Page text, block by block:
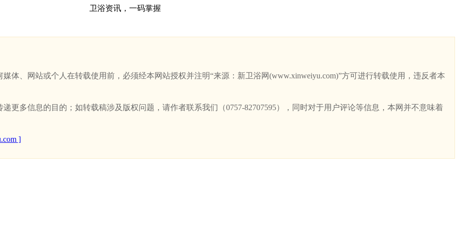
卫浴资讯，一码掌握
体、网站或个人在转载使用前，必须经本网站授权并注明“来源：新卫浴网(www.xinweiyu.com)”方可进行转载使用，违反者本
更多信息的目的；如转载稿涉及版权问题，请作者联系我们（0757-82707595），同时对于用户评论等信息，本网并不意味着
]